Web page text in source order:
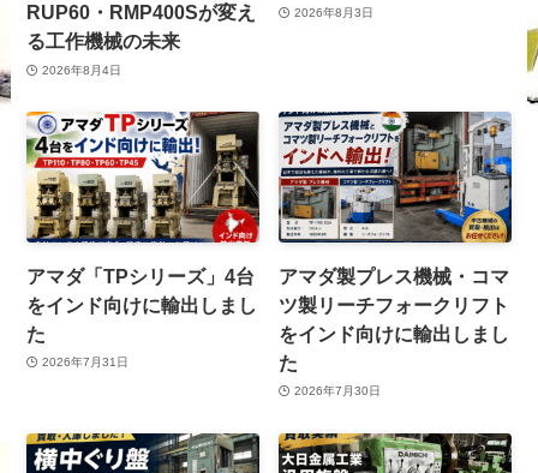
RUP60・RMP400Sが変え
る工作機械の未来
2026年8月4日
2026年8月3日
アマダ「TPシリーズ」4台
をインド向けに輸出しまし
た
2026年7月31日
アマダ製プレス機械・コマ
ツ製リーチフォークリフト
をインド向けに輸出しまし
た
2026年7月30日